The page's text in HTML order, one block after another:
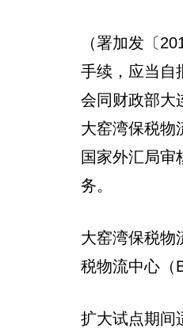
（署加发〔
手续，应当自
会同财政部大
大窑湾保税物
国家外汇局审
务。
大窑湾保税物
税物流中心（B
扩大试点期间